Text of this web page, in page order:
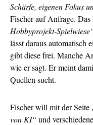
Schärfe, eigenen Fokus
Fischer auf Anfrage. Das
Hobbyprojekt-
lässt daraus automatisch
gibt diese frei. Manche
wie er sagt. Er meint
Quellen sucht.
Fischer will mit der Seite
von KI“ und